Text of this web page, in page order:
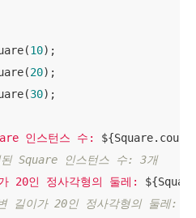
10
20
30);
인스턴스 수:
Square 인스턴스 수: 3개
20인 정사각형의 둘레:
길이가 20인 정사각형의 둘레: 80